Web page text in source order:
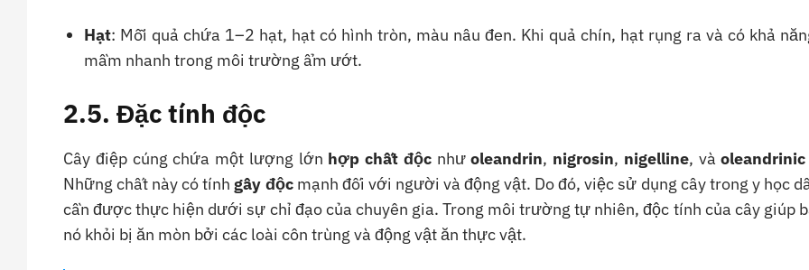
Hạt: Mỗi quả chứa 1–2 hạt, hạt có hình tròn, màu nâu đen. Khi quả chín, hạt rụng ra và có khả
mầm nhanh trong môi trường ẩm ướt.
2.5. Đặc tính độc
Cây điệp cúng chứa một lượng lớn hợp chất độcnhưoleandrin, nigrosin, nigelline, vàoleandrinic
Những chất này có tínhgây độcmạnh đối với người và động vật. Do đó, việc sử dụng cây trong y học
cần được thực hiện dưới sự chỉ đạo của chuyên gia. Trong môi trường tự nhiên, độc tính của cây giúp
nó khỏi bị ăn mòn bởi các loài côn trùng và động vật ăn thực vật.